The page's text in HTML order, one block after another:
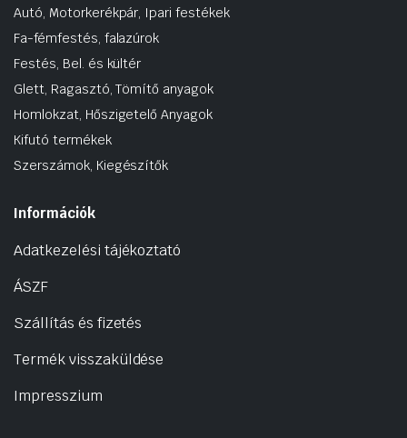
Autó, Motorkerékpár, Ipari festékek
Fa-fémfestés, falazúrok
Festés, Bel. és kültér
Glett, Ragasztó, Tömítő anyagok
Homlokzat, Hőszigetelő Anyagok
Kifutó termékek
Szerszámok, Kiegészítők
Információk
Adatkezelési tájékoztató
ÁSZF
Szállítás és fizetés
Termék visszaküldése
Impresszium